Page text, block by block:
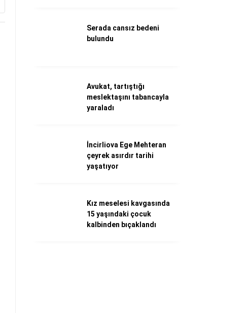
Serada cansız bedeni
bulundu
Avukat, tartıştığı
meslektaşını tabancayla
yaraladı
İncirliova Ege Mehteran
çeyrek asırdır tarihi
yaşatıyor
Kız meselesi kavgasında
15 yaşındaki çocuk
kalbinden bıçaklandı